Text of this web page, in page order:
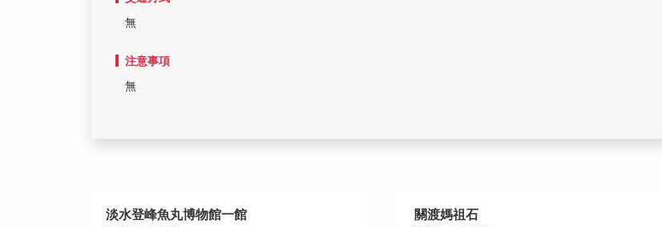
無
注意事項
無
淡水登峰魚丸博物館一館 關渡媽祖石